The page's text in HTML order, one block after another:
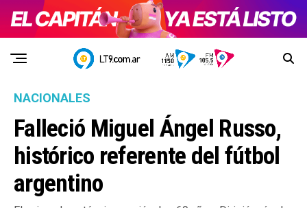
NACIONALES
Falleció Miguel Ángel Russo,
histórico referente del fútbol
argentino